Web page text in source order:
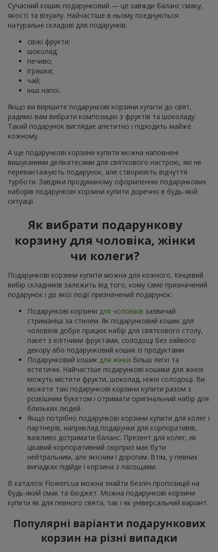
Сучасний кошик подарунковий — це завжди баланс смаку,
якості та візуалу. Найчастіше в ньому поєднуються
натуральні складові для подарунків:
свіжі фрукти;
шоколад;
печиво;
іграшки;
чай;
інші напої.
Якщо ви вирішите подарункові корзини купити до свят,
радимо вам вибрати композицію з фруктів та шоколаду.
Такий подарунок виглядає апетитно і підходить майже
кожному.
А ще подарункові корзини купити можна наповнені
вишуканими делікатесами для святкового настрою, які не
перевантажують подарунок, але створюють відчуття
турботи. Завдяки продуманому оформленню подарункових
наборів подарункові корзини купити доречно в будь-якій
ситуації.
Як вибрати подарункову
корзину для чоловіка, жінки
чи колеги?
Подарункові корзини купити можна для кожного. Кінцевий
вибір складників залежить від того, кому саме призначений
подарунок і до якої події призначений подарунок:
Подарункові корзини для чоловіків зазвичай
стриманіші за стилем. Як подарунковий кошик для
чоловіків добре працює набір для святкового столу,
пакет з елітними фруктами, солодощі без зайвого
декору або подарунковий кошик із продуктами.
Подарунковий кошик для жінки більш легкі та
естетичні. Найчастіше подарункові кошики для жінок
можуть містити фрукти, шоколад, ніжні солодощі. Ви
можете такі подарункові корзини купити разом з
розкішним букетом і отримати оригінальний набір для
близьких людей.
Якщо потрібно подарункові корзини купити для колег і
партнерів, наприклад подарунки для корпоративів,
важливо дотримати баланс. Презент для колег, як
цікавий корпоративний сюрприз має бути
нейтральним, але якісним і дорогим. Втім, у певних
випадках підійде і корзина з ласощами.
В каталозі Flowers.ua можна знайти безліч пропозицій на
будь-який смак та бюджет. Можна подарункові корзини
купити як для певного свята, так і як універсальний варіант.
Популярні варіанти подарункових
корзин на різні випадки